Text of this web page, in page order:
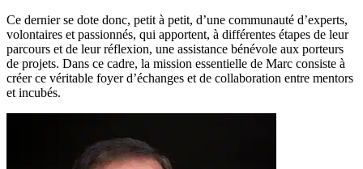
Ce dernier se dote donc, petit à petit, d’une communauté d’experts,
volontaires et passionnés, qui apportent, à différentes étapes de leur
parcours et de leur réflexion, une assistance bénévole aux porteurs
de projets. Dans ce cadre, la mission essentielle de Marc consiste à
créer ce véritable foyer d’échanges et de collaboration entre mentors
et incubés.